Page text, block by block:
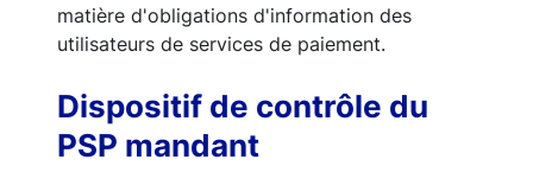
matière d'obligations d'information des
utilisateurs de services de paiement.
Dispositif de contrôle du
PSP mandant